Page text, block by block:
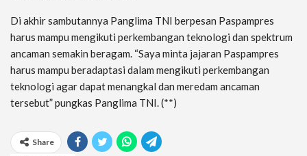
Di akhir sambutannya Panglima TNI berpesan Paspampres
harus mampu mengikuti perkembangan teknologi dan spektrum
ancaman semakin beragam. “Saya minta jajaran Paspampres
harus mampu beradaptasi dalam mengikuti perkembangan
teknologi agar dapat menangkal dan meredam ancaman
tersebut” pungkas Panglima TNI. (**)
Share